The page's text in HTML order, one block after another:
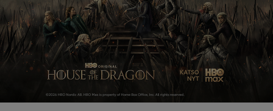
TV ja viihde
Asiakastuki